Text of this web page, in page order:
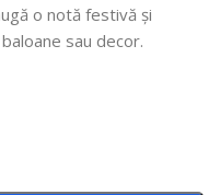
o notă festivă și
sau decor.